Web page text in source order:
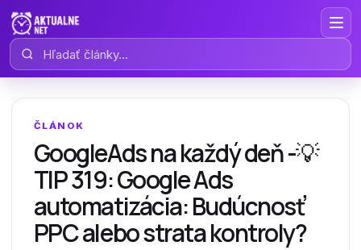
Hľadať články
ČLÁNOK
GoogleAds na každý deň -💡
TIP 319: Google Ads
automatizácia: Budúcnosť
PPC alebo strata kontroly?